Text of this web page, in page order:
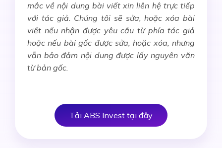
mắc về nội dung bài viết xin liên hệ trực tiếp
với tác giả. Chúng tôi sẽ sửa, hoặc xóa bài
viết nếu nhận được yêu cầu từ phía tác giả
hoặc nếu bài gốc được sửa, hoặc xóa, nhưng
vẫn bảo đảm nội dung được lấy nguyên văn
từ bản gốc.
Tải ABS Invest tại đây